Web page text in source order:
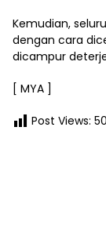
Kemudian,
dengan cara
dicampur
[ MYA ]
Post Views: